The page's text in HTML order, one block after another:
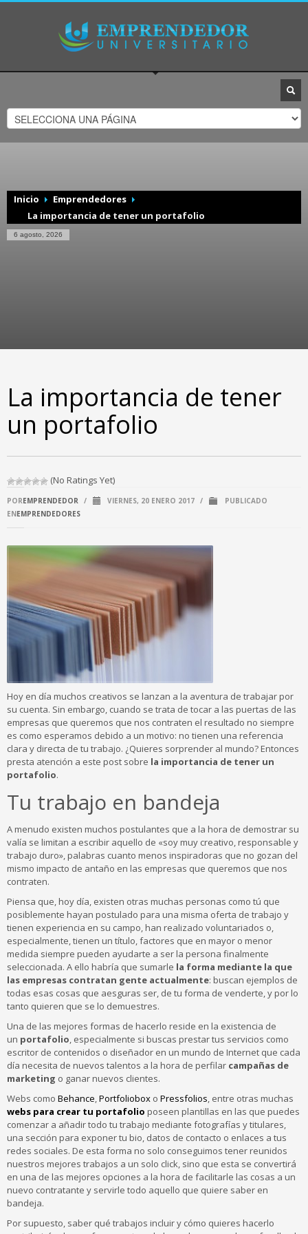
Inicio
Emprendedores
La importancia de tener un portafolio
6 agosto, 2026
La importancia de tener
un portafolio
(No Ratings Yet)
POREMPRENDEDOR / VIERNES, 20 ENERO 2017 /
PUBLICADO
ENEMPRENDEDORES
Hoy en día muchos creativos se lanzan a la aventura de trabajar por
su cuenta. Sin embargo, cuando se trata de tocar a las puertas de las
empresas que queremos que nos contraten el resultado no siempre
es como esperamos debido a un motivo: no tienen una referencia
clara y directa de tu trabajo. ¿Quieres sorprender al mundo? Entonces
presta atención a este post sobre la importancia de tener un
portafolio.
Tu trabajo en bandeja
A menudo existen muchos postulantes que a la hora de demostrar su
valía se limitan a escribir aquello de «soy muy creativo, responsable y
trabajo duro», palabras cuanto menos inspiradoras que no gozan del
mismo impacto de antaño en las empresas que queremos que nos
contraten.
Piensa que, hoy día, existen otras muchas personas como tú que
posiblemente hayan postulado para una misma oferta de trabajo y
tienen experiencia en su campo, han realizado voluntariados o,
especialmente, tienen un título, factores que en mayor o menor
medida siempre pueden ayudarte a ser la persona finalmente
seleccionada. A ello habría que sumarle la forma mediante la que
las empresas contratan gente actualmente: buscan ejemplos de
todas esas cosas que aesguras ser, de tu forma de venderte, y por lo
tanto quieren que se lo demuestres.
Una de las mejores formas de hacerlo reside en la existencia de
un portafolio, especialmente si buscas prestar tus servicios como
escritor de contenidos o diseñador en un mundo de Internet que cada
día necesita de nuevos talentos a la hora de perfilar campañas de
marketing o ganar nuevos clientes.
Webs como Behance,Portfoliobox o Pressfolios, entre otras muchas
webs para crear tu portafolio poseen plantillas en las que puedes
comenzar a añadir todo tu trabajo mediante fotografías y titulares,
una sección para exponer tu bio, datos de contacto o enlaces a tus
redes sociales. De esta forma no solo conseguimos tener reunidos
nuestros mejores trabajos a un solo click, sino que esta se convertirá
en una de las mejores opciones a la hora de facilitarle las cosas a un
nuevo contratante y servirle todo aquello que quiere saber en
bandeja.
Por supuesto, saber qué trabajos incluir y cómo quieres hacerlo